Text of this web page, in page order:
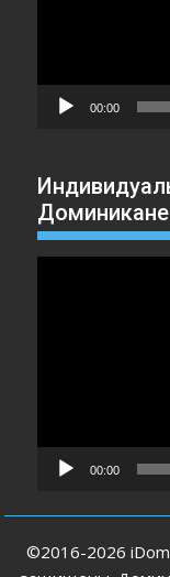
00:00
Доминикане
00:00
©2016-2026